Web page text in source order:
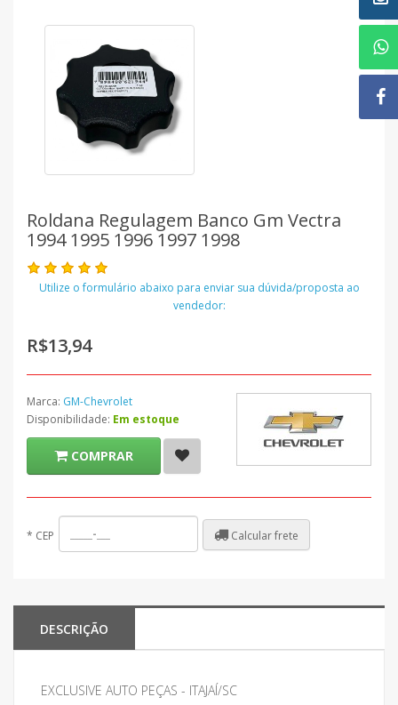
Roldana Regulagem Banco Gm Vectra
1994 1995 1996 1997 1998
Utilize o formulário abaixo para enviar sua dúvida/proposta ao
vendedor:
R$13,94
Marca: GM-Chevrolet
Disponibilidade: Em estoque
COMPRAR
* CEP Calcular frete
DESCRIÇÃO
EXCLUSIVE AUTO PEÇAS - ITAJAÍ/SC